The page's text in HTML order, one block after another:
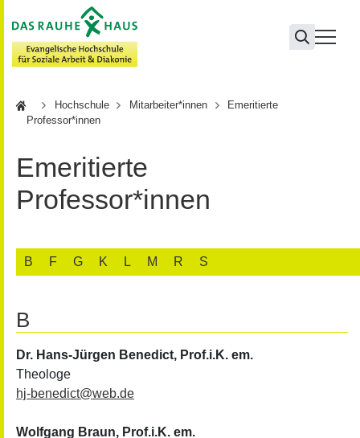
HochschuleHochschule Mitarbeiter*innen
Emeritierte
Professor*innen
Emeritierte
Professor*innen
B F G K L M R S
B
Dr. Hans-Jürgen Benedict, Prof.i.K. em.
Theologe
hj-benedict@web.de
Wolfgang Braun, Prof.i.K. em.